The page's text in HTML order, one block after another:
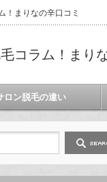
！まりなの辛口コミ
コラム！まり
ロン脱毛の違い